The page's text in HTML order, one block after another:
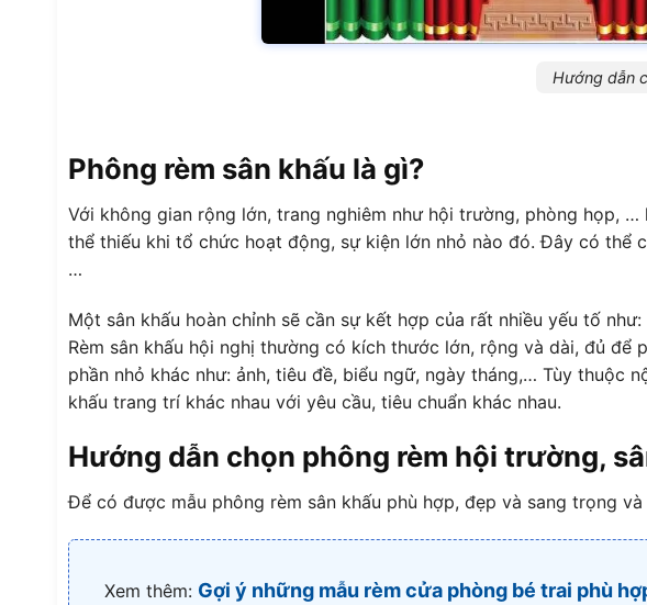
Hướng dẫn
Phông rèm sân khấu là gì?
Với không gian rộng lớn, trang nghiêm như hội trường, phòng họp,
thể thiếu khi tổ chức hoạt động, sự kiện lớn nhỏ nào đó. Đây có thể
…
Một sân khấu hoàn chỉnh sẽ cần sự kết hợp của rất nhiều yếu tố
Rèm sân khấu hội nghị thường có kích thước lớn, rộng và dài, đủ
phần nhỏ khác như: ảnh, tiêu đề, biểu ngữ, ngày tháng,… Tùy thuộc
khấu trang trí khác nhau với yêu cầu, tiêu chuẩn khác nhau.
Hướng dẫn chọn phông rèm hội trường,
Để có được mẫu phông rèm sân khấu phù hợp, đẹp và sang trọng
Xem thêm: Gợi ý những mẫu rèm cửa phòng bé trai phù